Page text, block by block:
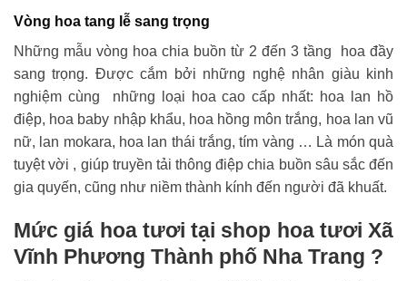
Vòng hoa tang lễ sang trọng
Những mẫu vòng hoa chia buồn từ 2 đến 3 tầng hoa đầy
sang trọng. Được cắm bởi những nghệ nhân giàu kinh
nghiệm cùng những loại hoa cao cấp nhất: hoa lan hồ
điệp, hoa baby nhập khẩu, hoa hồng môn trắng, hoa lan vũ
nữ, lan mokara, hoa lan thái trắng, tím vàng … Là món quà
tuyệt vời , giúp truyền tải thông điệp chia buồn sâu sắc đến
gia quyến, cũng như niềm thành kính đến người đã khuất.
Mức giá hoa tươi tại shop hoa tươi Xã
Vĩnh Phương Thành phố Nha Trang ?